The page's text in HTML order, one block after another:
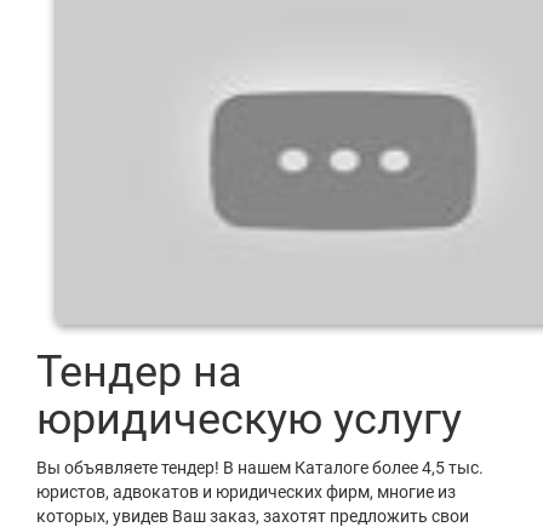
Тендер на
юридическую услугу
Вы объявляете тендер! В нашем Каталоге более 4,5 тыс.
юристов, адвокатов и юридических фирм, многие из
которых, увидев Ваш заказ, захотят предложить свои